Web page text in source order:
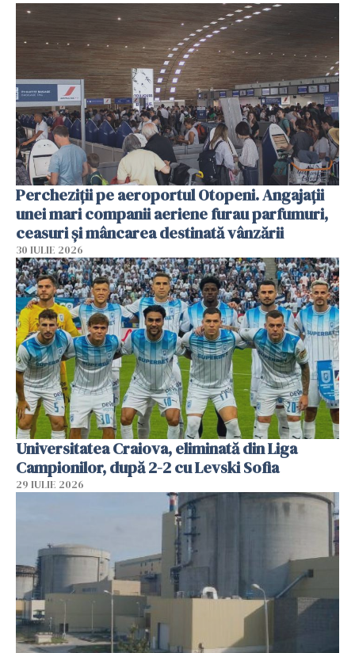
Percheziții pe aeroportul Otopeni. Angajații
unei mari companii aeriene furau parfumuri,
ceasuri și mâncarea destinată vânzării
30 IULIE 2026
Universitatea Craiova, eliminată din Liga
Campionilor, după 2-2 cu Levski Sofia
29 IULIE 2026